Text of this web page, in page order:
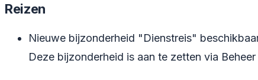
Reizen
Nieuwe bijzonderheid "Dienstreis"
Deze bijzonderheid is aan te zetten via